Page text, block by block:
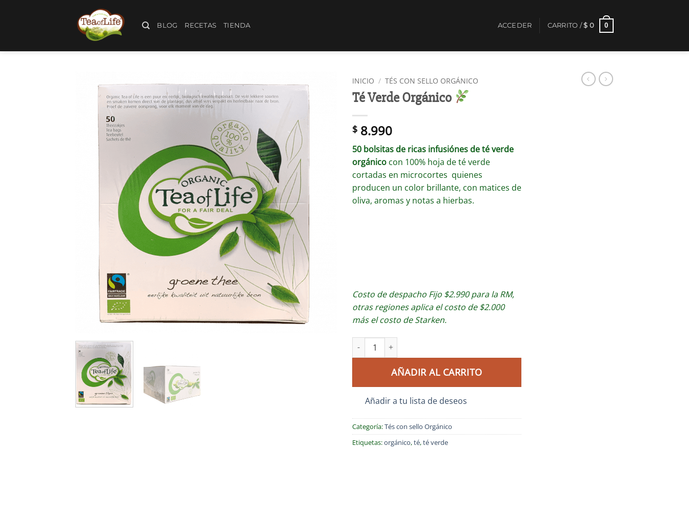
BLOG RECETAS TIENDA ACCEDER CARRITO /$ 0 0
INICIO / TÉS CON SELLO ORGÁNICO
Té Verde Orgánico
$ 8.990
50 bolsitas de ricas infusiónes de té verde
orgánico con 100% hoja de té verde
cortadas en microcortes quienes
producen un color brillante, con matices de
oliva, aromas y notas a hierbas.
Costo de despacho Fijo $2.990 para la RM,
otras regiones aplica el costo de $2.000
más el costo de Starken.
AÑADIR AL CARRITO
Añadir a tu lista de deseos
Categoría:Tés con sello Orgánico
Etiquetas:orgánico,té,té verde